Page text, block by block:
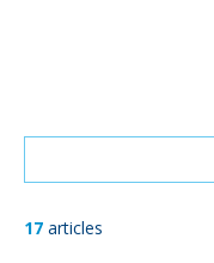
17 articles